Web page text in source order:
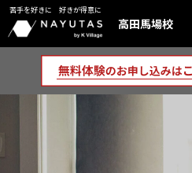
苦手を好きに 好きが得意に
高田馬場校